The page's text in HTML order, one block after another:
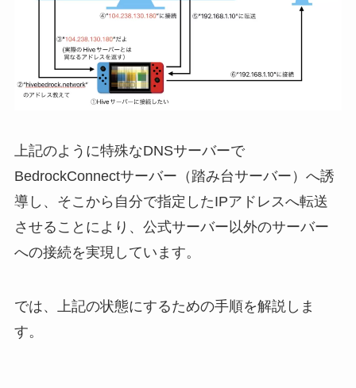
上記のように特殊なDNSサーバーで
BedrockConnectサーバー（踏み台サーバー）へ誘
導し、そこから自分で指定したIPアドレスへ転送
させることにより、公式サーバー以外のサーバー
への接続を実現しています。
では、上記の状態にするための手順を解説しま
す。